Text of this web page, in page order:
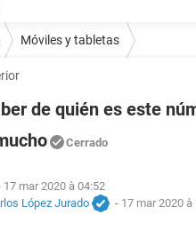
Móviles y tabletas
de quién es este
Cerrado
17 mar 2020 à 04:52
López Jurado
- 17 mar 2020 à